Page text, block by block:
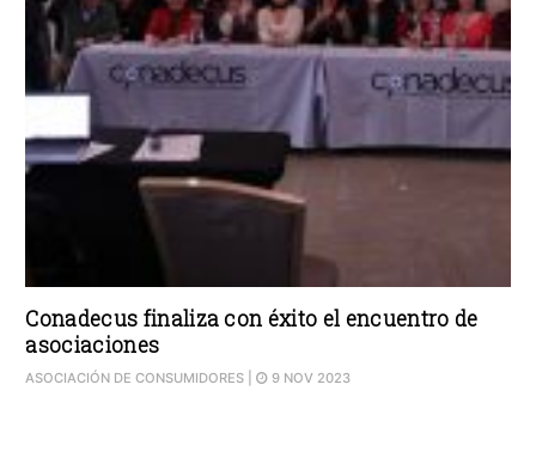
Conadecus finaliza con éxito el encuentro de
asociaciones
ASOCIACIÓN DE CONSUMIDORES | 9 NOV 2023